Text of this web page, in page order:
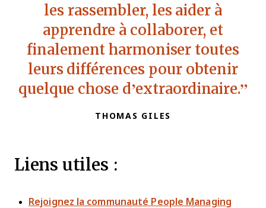
les rassembler, les aider à
apprendre à collaborer, et
finalement harmoniser toutes
leurs différences pour obtenir
quelque chose d’extraordinaire.
THOMAS GILES
Liens utiles :
Rejoignez la communauté People Managing